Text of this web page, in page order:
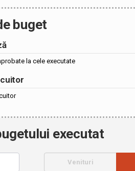
buget
la cele executate
executat